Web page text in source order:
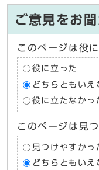
ご意見をお
このページは役
役に立った
どちらともいえ
役に立たなかっ
このページは見
見つけやすかっ
どちらともいえ